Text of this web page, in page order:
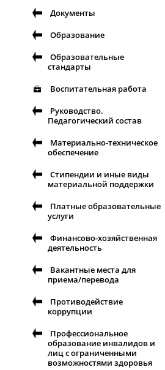
Документы
Образование
Образовательные
стандарты
Воспитательная работа
Руководство.
Педагогический состав
Материально-техническое
обеспечение
Стипендии и иные виды
материальной поддержки
Платные образовательные
услуги
Финансово-хозяйственная
деятельность
Вакантные места для
приема/перевода
Противодействие
коррупции
Профессиональное
образование инвалидов и
лиц с ограниченными
возможностями здоровья